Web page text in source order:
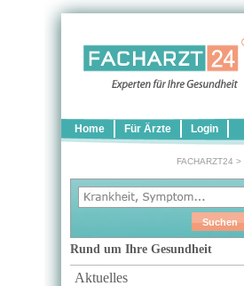
Home Für Ärzte Login
FACHARZT24 >
Rund um Ihre Gesundheit
Aktuelles